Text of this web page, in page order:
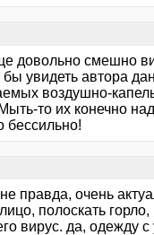
довольно смешно
бы увидеть автора
воздушно-
то их конечно
бессильно!
не правда, очень
полоскать
вирус. да, одежду с